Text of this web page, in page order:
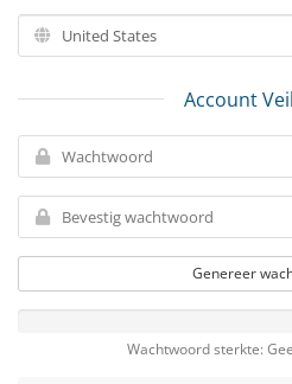
Account
Genereer
Wachtwoord sterkte: